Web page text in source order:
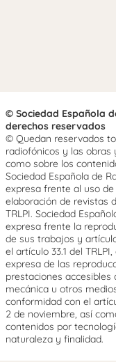
© Sociedad Española
derechos reservados
© Quedan reservados
radiofónicos y las
como sobre los
Sociedad Española de
expresa frente al uso
elaboración de revistas
TRLPI. Sociedad
expresa frente la
de sus trabajos y
el artículo 33.1 del
expresa de las
prestaciones
mecánica u otros
conformidad con el
2 de noviembre, así
contenidos por
naturaleza y finalidad.